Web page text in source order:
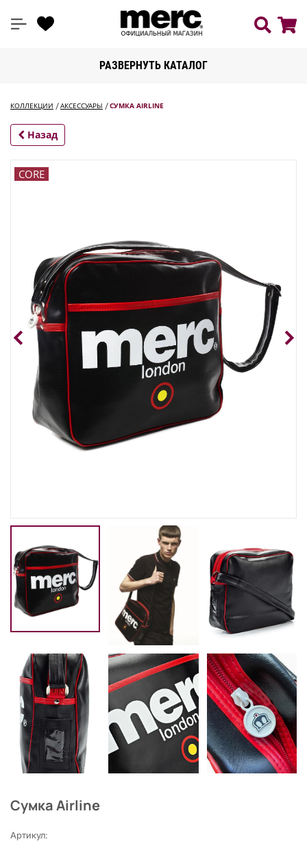
РАЗВЕРНУТЬ КАТАЛОГ
КОЛЛЕКЦИИ АКСЕССУАРЫ СУМКА AIRLINE
Назад
CORE
Сумка Airline
Артикул: